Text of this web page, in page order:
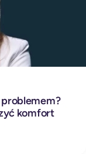
komfort